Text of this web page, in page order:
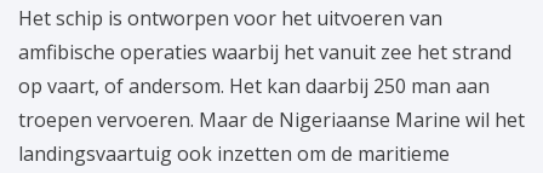
Het schip is ontworpen voor het uitvoeren van
amfibische operaties waarbij het vanuit zee het strand
op vaart, of andersom. Het kan daarbij 250 man aan
troepen vervoeren. Maar de Nigeriaanse Marine wil het
landingsvaartuig ook inzetten om de maritieme